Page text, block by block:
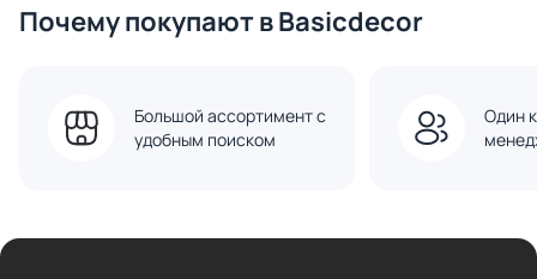
Почему покупают в Basicdecor
Большой ассортимент с
удобным поиском
Один